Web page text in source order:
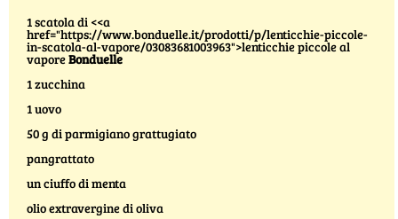
1 scatola di <<a
href="https://www.bonduelle.it/prodotti/p/lenticchie-piccole-
in-scatola-al-vapore/03083681003963">lenticchie piccole al
vaporeBonduelle
1 zucchina
1 uovo
50 g di parmigiano grattugiato
pangrattato
un ciuffo di menta
olio extravergine di oliva